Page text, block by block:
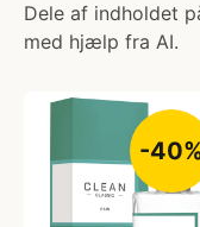
Dele af indholdet
med hjælp fra AI.
-